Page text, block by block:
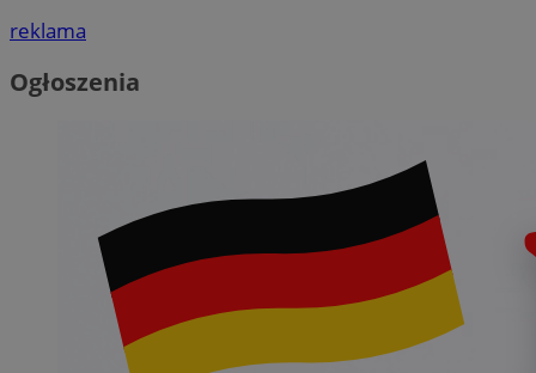
reklama
Ogłoszenia